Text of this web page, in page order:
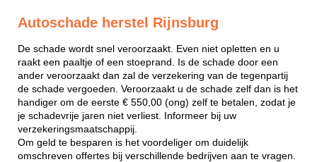
Autoschade herstel Rijnsburg
De schade wordt snel veroorzaakt. Even niet opletten en u
raakt een paaltje of een stoeprand. Is de schade door een
ander veroorzaakt dan zal de verzekering van de tegenpartij
de schade vergoeden. Veroorzaakt u de schade zelf dan is het
handiger om de eerste € 550,00 (ong) zelf te betalen, zodat je
je schadevrije jaren niet verliest. Informeer bij uw
verzekeringsmaatschappij.
Om geld te besparen is het voordeliger om duidelijk
omschreven offertes bij verschillende bedrijven aan te vragen.